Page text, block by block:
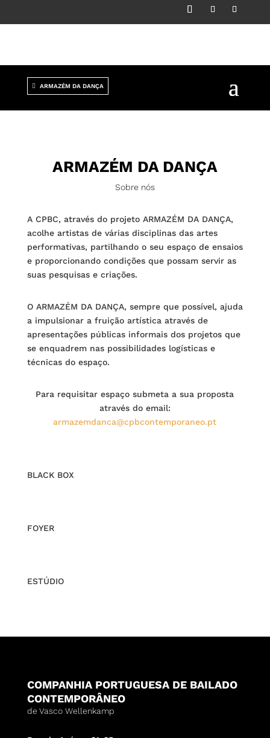
ARMAZÉM DA DANÇA
ARMAZÉM DA DANÇA
Sobre nós
A CPBC, através do projeto ARMAZÉM DA DANÇA,
acolhe artistas de várias disciplinas das artes
performativas, partilhando o seu espaço de ensaios
e proporcionando condições que possam servir as
suas pesquisas e criações.
O ARMAZÉM DA DANÇA, sempre que possível, ajuda
a impulsionar a fruição artística através de
apresentações públicas informais dos projetos que
se enquadrem nas possibilidades logísticas e
técnicas do espaço.
Para requisitar espaço submeta a sua proposta
através do email:
armazemdanca@cpbcontemporaneo.pt
BLACK BOX
FOYER
ESTÚDIO
COMPANHIA PORTUGUESA DE BAILADO
CONTEMPORÂNEO
de Vasco Wellenkamp